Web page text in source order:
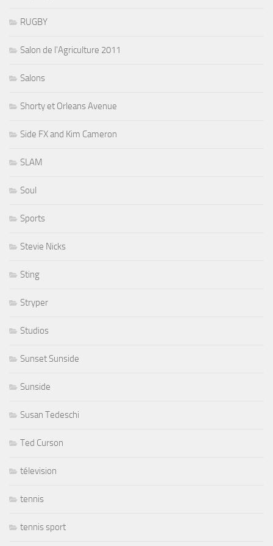
RUGBY
Salon de l'Agriculture 2011
Salons
Shorty et Orleans Avenue
Side FX and Kim Cameron
SLAM
Soul
Sports
Stevie Nicks
Sting
Stryper
Studios
Sunset Sunside
Sunside
Susan Tedeschi
Ted Curson
télevision
tennis
tennis sport